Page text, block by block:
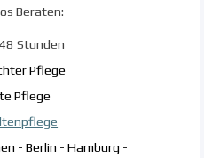
Beraten:
Stunden
Pflege
Pflege
- Berlin - Hamburg -